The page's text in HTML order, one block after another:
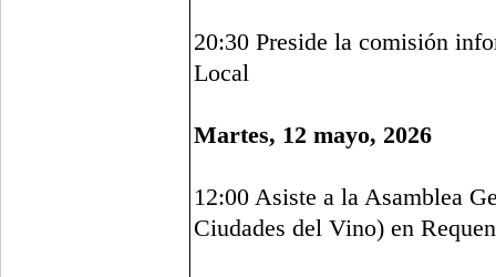
20:30 Preside la comisión
Local
Martes, 12 mayo, 2026
12:00 Asiste a la Asamblea
Ciudades del Vino) en